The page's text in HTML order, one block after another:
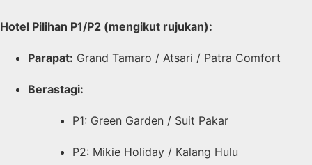
Hotel Pilihan P1/P2 (mengikut rujukan):
Parapat: Grand Tamaro / Atsari / Patra Comfort
Berastagi:
P1: Green Garden / Suit Pakar
P2: Mikie Holiday / Kalang Hulu